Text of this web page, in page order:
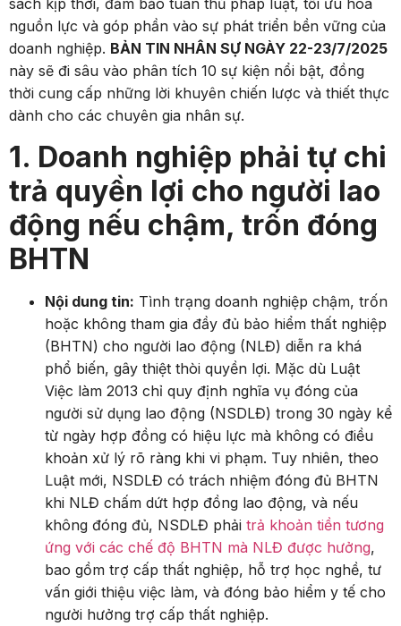
sách kịp thời, đảm bảo tuân thủ pháp luật, tối ưu hóa
nguồn lực và góp phần vào sự phát triển bền vững của
doanh nghiệp. BẢN TIN NHÂN SỰ NGÀY 22-23/7/2025
này sẽ đi sâu vào phân tích 10 sự kiện nổi bật, đồng
thời cung cấp những lời khuyên chiến lược và thiết thực
dành cho các chuyên gia nhân sự.
1. Doanh nghiệp phải tự chi
trả quyền lợi cho người lao
động nếu chậm, trốn đóng
BHTN
Nội dung tin: Tình trạng doanh nghiệp chậm, trốn
hoặc không tham gia đầy đủ bảo hiểm thất nghiệp
(BHTN) cho người lao động (NLĐ) diễn ra khá
phổ biến, gây thiệt thòi quyền lợi. Mặc dù Luật
Việc làm 2013 chỉ quy định nghĩa vụ đóng của
người sử dụng lao động (NSDLĐ) trong 30 ngày kể
từ ngày hợp đồng có hiệu lực mà không có điều
khoản xử lý rõ ràng khi vi phạm. Tuy nhiên, theo
Luật mới, NSDLĐ có trách nhiệm đóng đủ BHTN
khi NLĐ chấm dứt hợp đồng lao động, và nếu
không đóng đủ, NSDLĐ phải trả khoản tiền tương
ứng với các chế độ BHTN mà NLĐ được hưởng,
bao gồm trợ cấp thất nghiệp, hỗ trợ học nghề, tư
vấn giới thiệu việc làm, và đóng bảo hiểm y tế cho
người hưởng trợ cấp thất nghiệp.